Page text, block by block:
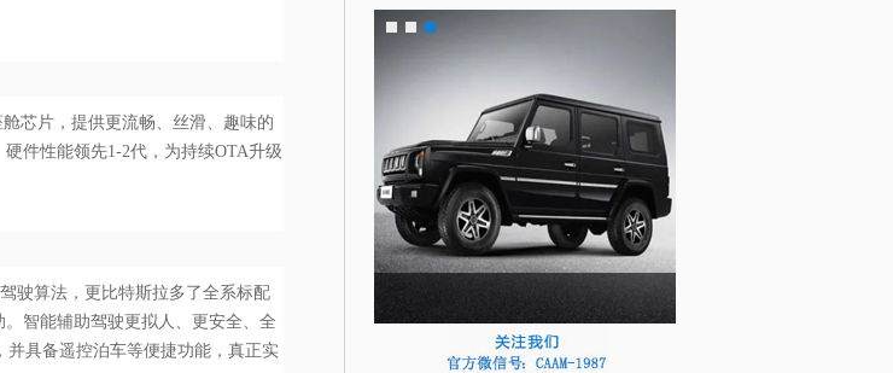
芯片，提供更流畅、丝滑、趣味的
件性能领先1-2代，为持续OTA升级
驶算法，更比特斯拉多了全系标配
智能辅助驾驶更拟人、更安全、全
具备遥控泊车等便捷功能，真正实